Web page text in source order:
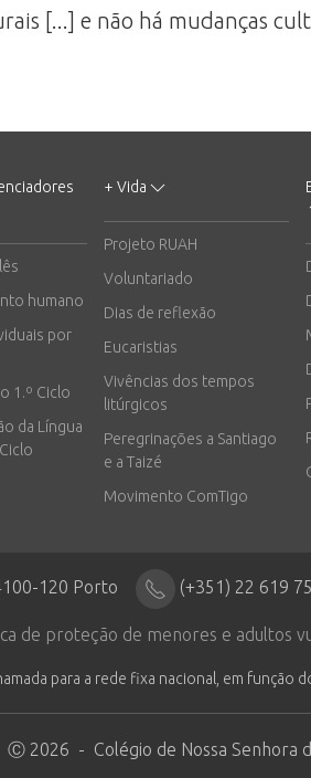
[...] e não há mudanças
humano
por
1.º Ciclo
da Língua
+ Vida
Projeto RUAH
Voluntariado
Dias de reflexão
Eucaristias
Vivências dos tempos
litúrgicos
Peregrinações a Santiago
e a Taizé
Movimento ComTigo
120 Porto (+351) 22 619
de proteção de menores e adultos
para a rede fixa nacional, em função
Ⓒ 2026 - Colégio de Nossa Senhora